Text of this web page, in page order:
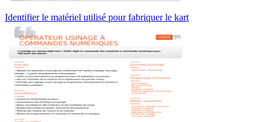
Identifier le matériel utilisé pour fabriquer le kart